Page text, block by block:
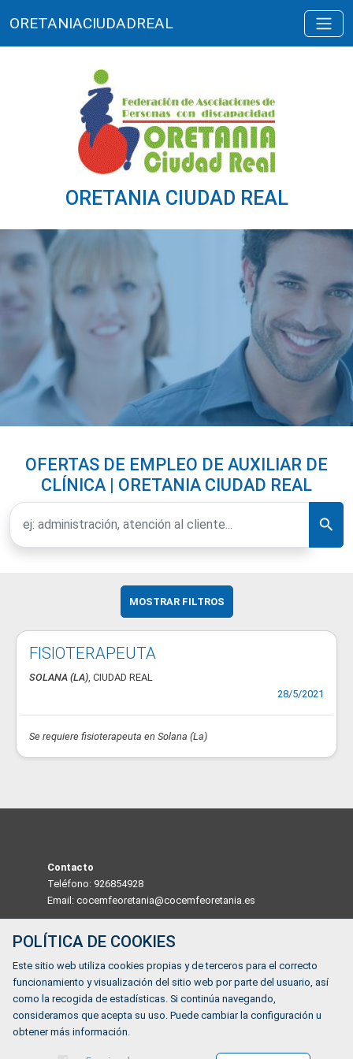
ORETANIACIUDADREAL
ORETANIA CIUDAD REAL
OFERTAS DE EMPLEO DE AUXILIAR DE
CLÍNICA | ORETANIA CIUDAD REAL
MOSTRAR FILTROS
FISIOTERAPEUTA
SOLANA (LA) , CIUDAD REAL
28/5/2021
Se requiere fisioterapeuta en Solana (La)
Contacto
Teléfono: 926854928
Email: cocemfeoretania@cocemfeoretania.es
Dirección
TR. DE LAS TERCIAS, 4 Daimiel 13250, CIUDAD REAL,
ESPAÑA
Horario
De lunes a viernes de 9:00 a 14:00
POLÍTICA DE COOKIES
Este sitio web utiliza cookies propias y de terceros para el correcto
funcionamiento y visualización del sitio web por parte del usuario, así
como la recogida de estadísticas. Si continúa navegando,
consideramos que acepta su uso. Puede cambiar la configuración u
obtener más información.